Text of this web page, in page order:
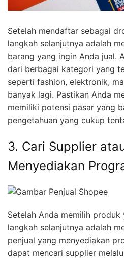
Setelah mendaftar sebagai
langkah selanjutnya adalah
barang yang ingin Anda jual.
dari berbagai kategori yang
seperti fashion, elektronik,
banyak lagi. Pastikan Anda
memiliki potensi pasar yang
pengetahuan yang cukup
3. Cari Supplier
Menyediakan
Setelah Anda memilih produk
langkah selanjutnya adalah
penjual yang menyediakan
dapat mencari supplier